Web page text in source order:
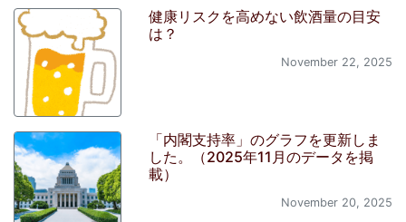
健康リスクを高めない飲酒量の目安
は？
November 22, 2025
「内閣支持率」のグラフを更新しま
した。（2025年11月のデータを掲
載）
November 20, 2025